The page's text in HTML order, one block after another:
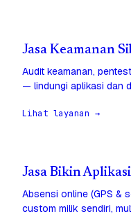
Jasa Keamanan
Audit keamanan,
— lindungi aplikasi dan
Lihat layanan →
Jasa Bikin
Absensi online (GPS &
custom milik sendiri,